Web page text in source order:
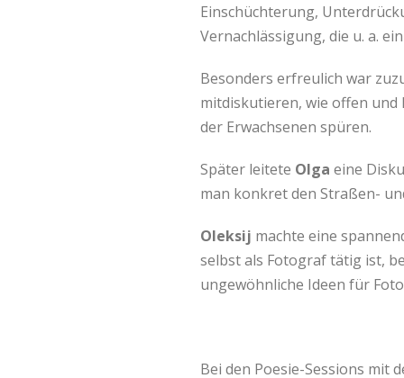
Einschüchterung,
Vernachlässigung, die u. a.
Besonders erfreulich war
mitdiskutieren, wie offen
der Erwachsenen spüren.
Später leitete Olga eine
man konkret den Straßen-
Oleksij machte eine
selbst als Fotograf tätig ist,
ungewöhnliche Ideen für
Bei den Poesie-Sessions mit